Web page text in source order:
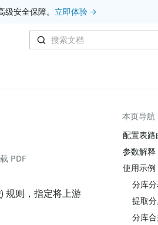
安全保障。 立即体验 →
PDF
规则，指定将上游
本页导航
配置表路
参数解释
使用示例
分库
提取
分库